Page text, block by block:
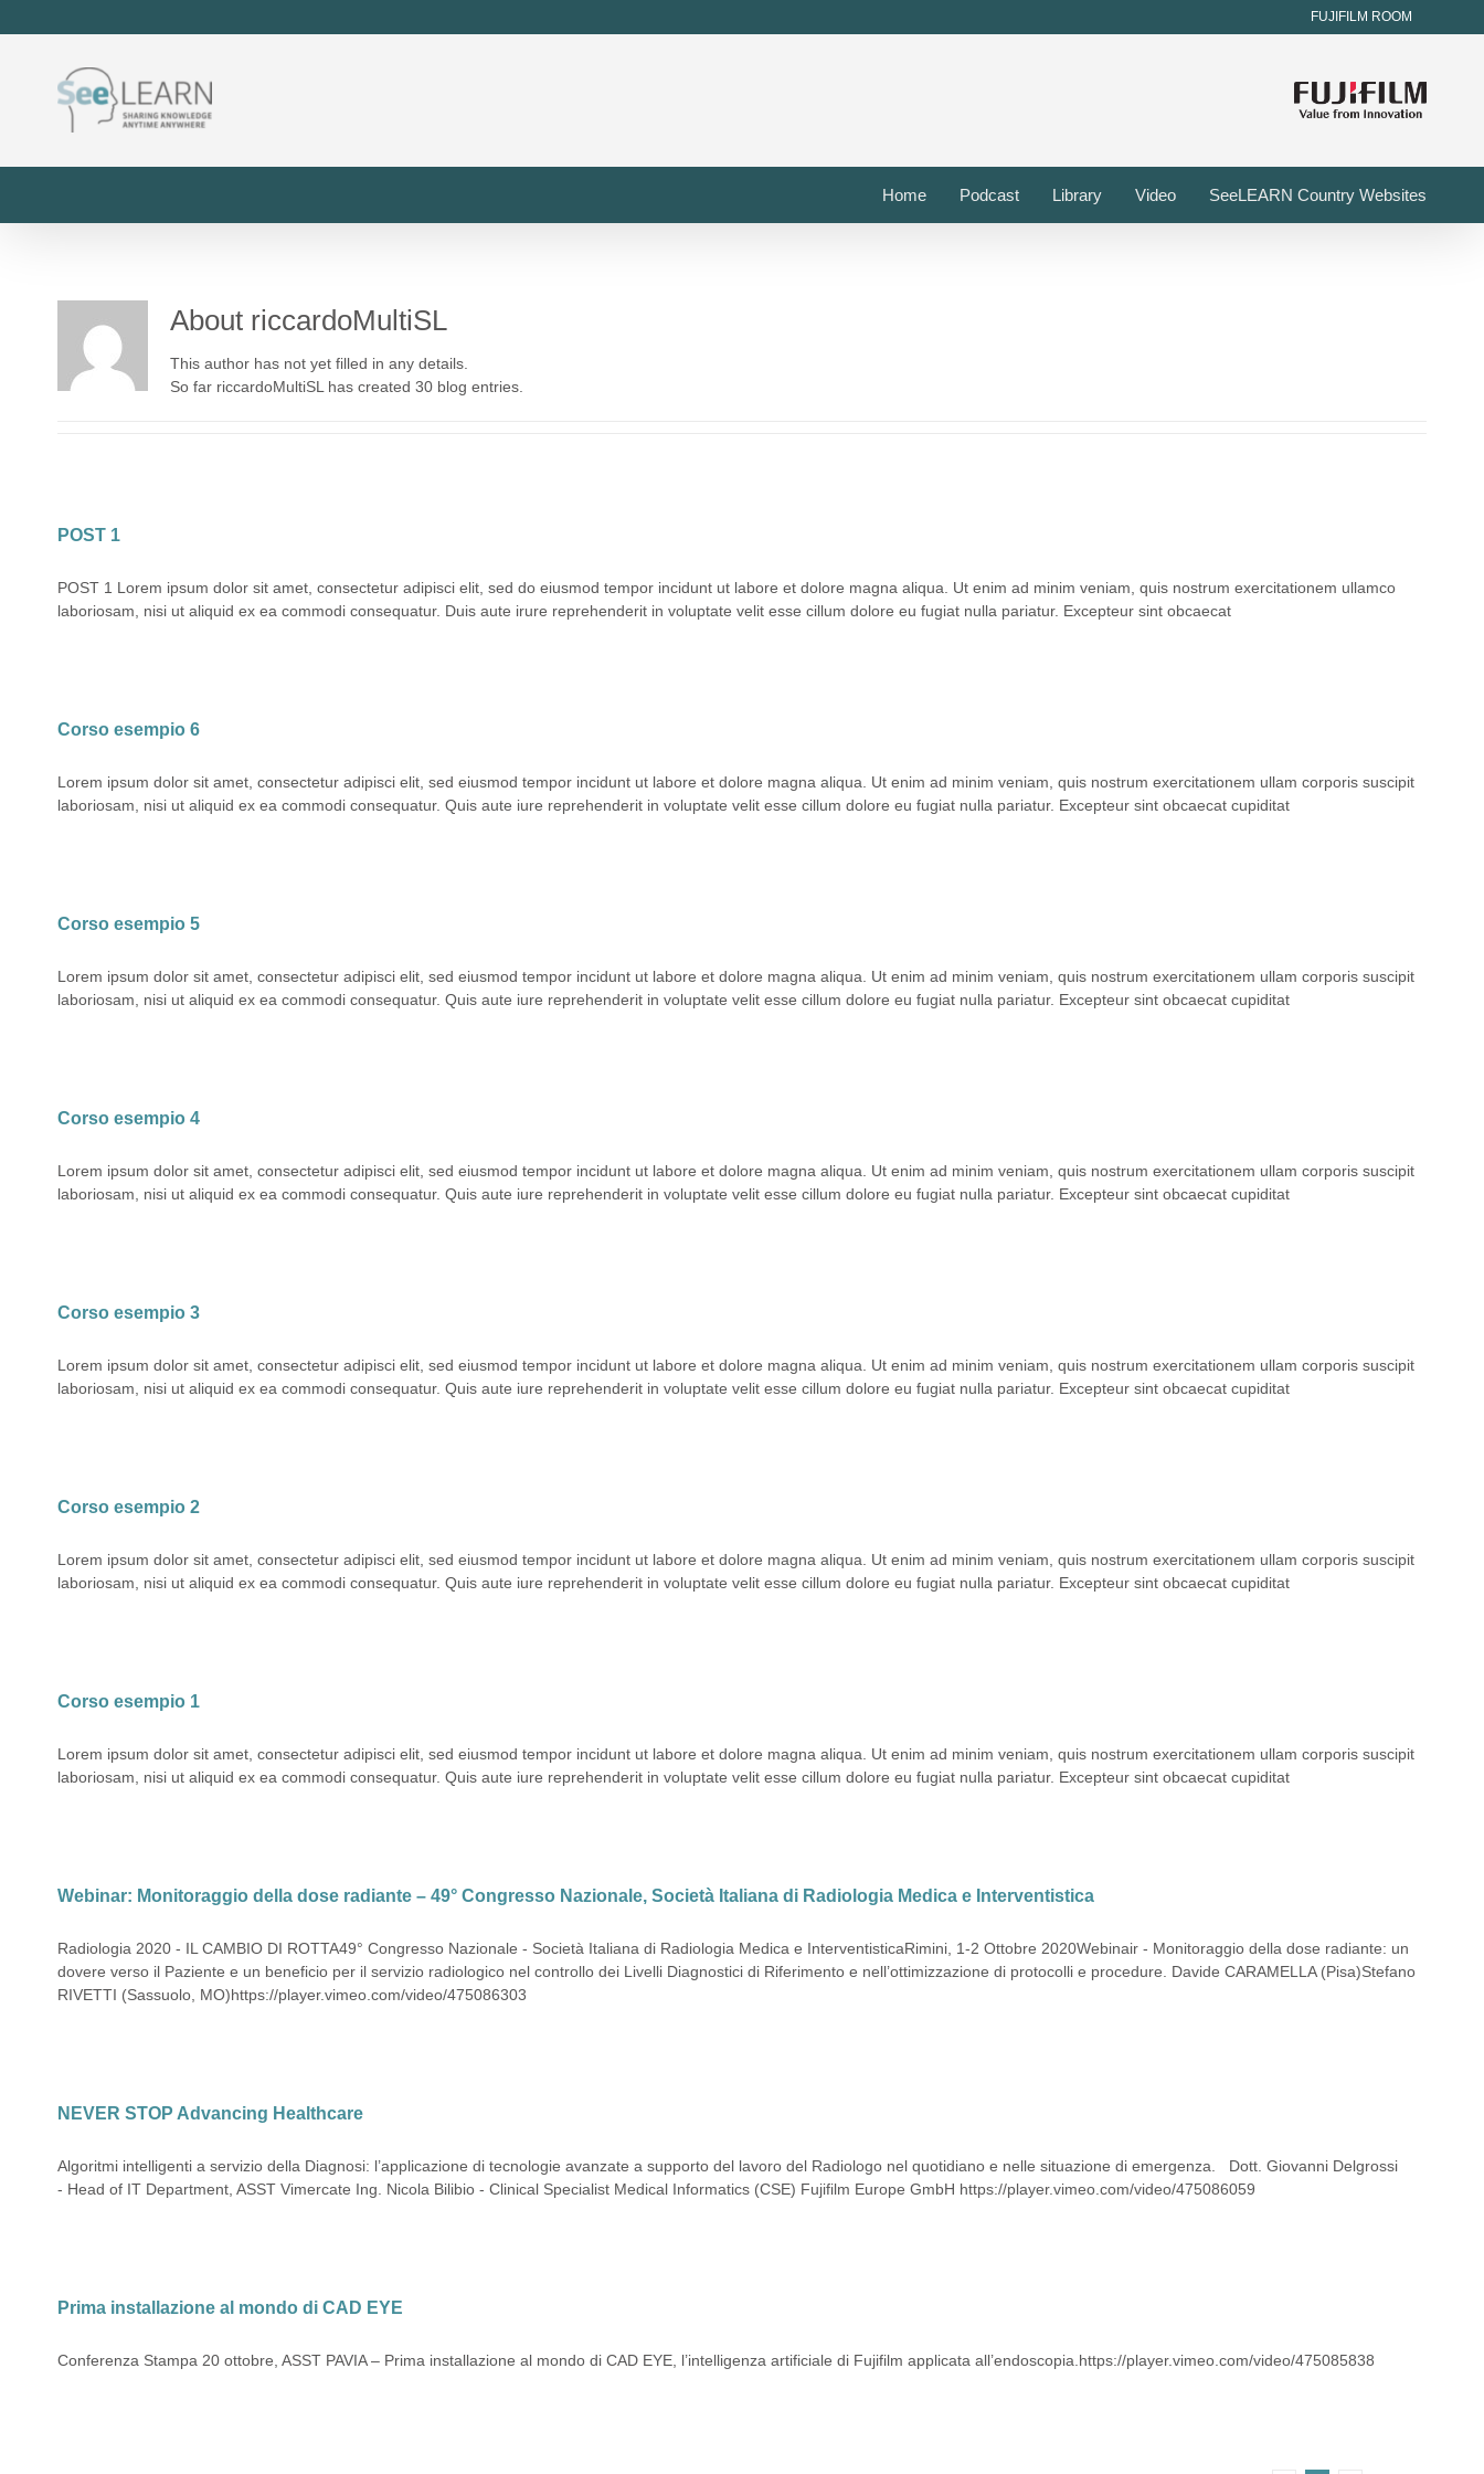
FUJIFILM ROOM
Home Podcast Library Video SeeLEARN Country Websites
About riccardoMultiSL
This author has not yet filled in any details.
So far riccardoMultiSL has created 30 blog entries.
POST 1
POST 1 Lorem ipsum dolor sit amet, consectetur adipisci elit, sed do eiusmod tempor incidunt ut labore et dolore magna aliqua. Ut enim ad minim veniam, quis nostrum exercitationem ullamco
laboriosam, nisi ut aliquid ex ea commodi consequatur. Duis aute irure reprehenderit in voluptate velit esse cillum dolore eu fugiat nulla pariatur. Excepteur sint obcaecat
Corso esempio 6
Lorem ipsum dolor sit amet, consectetur adipisci elit, sed eiusmod tempor incidunt ut labore et dolore magna aliqua. Ut enim ad minim veniam, quis nostrum exercitationem ullam corporis suscipit
laboriosam, nisi ut aliquid ex ea commodi consequatur. Quis aute iure reprehenderit in voluptate velit esse cillum dolore eu fugiat nulla pariatur. Excepteur sint obcaecat cupiditat
Corso esempio 5
Lorem ipsum dolor sit amet, consectetur adipisci elit, sed eiusmod tempor incidunt ut labore et dolore magna aliqua. Ut enim ad minim veniam, quis nostrum exercitationem ullam corporis suscipit
laboriosam, nisi ut aliquid ex ea commodi consequatur. Quis aute iure reprehenderit in voluptate velit esse cillum dolore eu fugiat nulla pariatur. Excepteur sint obcaecat cupiditat
Corso esempio 4
Lorem ipsum dolor sit amet, consectetur adipisci elit, sed eiusmod tempor incidunt ut labore et dolore magna aliqua. Ut enim ad minim veniam, quis nostrum exercitationem ullam corporis suscipit
laboriosam, nisi ut aliquid ex ea commodi consequatur. Quis aute iure reprehenderit in voluptate velit esse cillum dolore eu fugiat nulla pariatur. Excepteur sint obcaecat cupiditat
Corso esempio 3
Lorem ipsum dolor sit amet, consectetur adipisci elit, sed eiusmod tempor incidunt ut labore et dolore magna aliqua. Ut enim ad minim veniam, quis nostrum exercitationem ullam corporis suscipit
laboriosam, nisi ut aliquid ex ea commodi consequatur. Quis aute iure reprehenderit in voluptate velit esse cillum dolore eu fugiat nulla pariatur. Excepteur sint obcaecat cupiditat
Corso esempio 2
Lorem ipsum dolor sit amet, consectetur adipisci elit, sed eiusmod tempor incidunt ut labore et dolore magna aliqua. Ut enim ad minim veniam, quis nostrum exercitationem ullam corporis suscipit
laboriosam, nisi ut aliquid ex ea commodi consequatur. Quis aute iure reprehenderit in voluptate velit esse cillum dolore eu fugiat nulla pariatur. Excepteur sint obcaecat cupiditat
Corso esempio 1
Lorem ipsum dolor sit amet, consectetur adipisci elit, sed eiusmod tempor incidunt ut labore et dolore magna aliqua. Ut enim ad minim veniam, quis nostrum exercitationem ullam corporis suscipit
laboriosam, nisi ut aliquid ex ea commodi consequatur. Quis aute iure reprehenderit in voluptate velit esse cillum dolore eu fugiat nulla pariatur. Excepteur sint obcaecat cupiditat
Webinar: Monitoraggio della dose radiante – 49° Congresso Nazionale, Società Italiana di Radiologia Medica e Interventistica
Radiologia 2020 - IL CAMBIO DI ROTTA49° Congresso Nazionale - Società Italiana di Radiologia Medica e InterventisticaRimini, 1-2 Ottobre 2020Webinair - Monitoraggio della dose radiante: un
dovere verso il Paziente e un beneficio per il servizio radiologico nel controllo dei Livelli Diagnostici di Riferimento e nell’ottimizzazione di protocolli e procedure. Davide CARAMELLA (Pisa)Stefano
RIVETTI (Sassuolo, MO)https://player.vimeo.com/video/475086303
NEVER STOP Advancing Healthcare
Algoritmi intelligenti a servizio della Diagnosi: l’applicazione di tecnologie avanzate a supporto del lavoro del Radiologo nel quotidiano e nelle situazione di emergenza. Dott. Giovanni Delgrossi
- Head of IT Department, ASST Vimercate Ing. Nicola Bilibio - Clinical Specialist Medical Informatics (CSE) Fujifilm Europe GmbH https://player.vimeo.com/video/475086059
Prima installazione al mondo di CAD EYE
Conferenza Stampa 20 ottobre, ASST PAVIA – Prima installazione al mondo di CAD EYE, l’intelligenza artificiale di Fujifilm applicata all’endoscopia.https://player.vimeo.com/video/475085838